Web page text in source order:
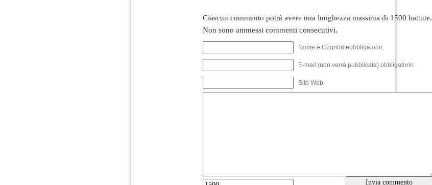
Ciascun commento potrà avere una lunghezza massima di 1500 battute.
Non sono ammessi commenti consecutivi.
Nome e Cognomeobbligatorio
E-mail (non verrà pubblicata) obbligatorio
Sito Web